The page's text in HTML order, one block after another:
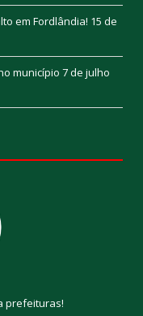
em Fordlândia! 15 de
município 7 de julho
prefeituras!